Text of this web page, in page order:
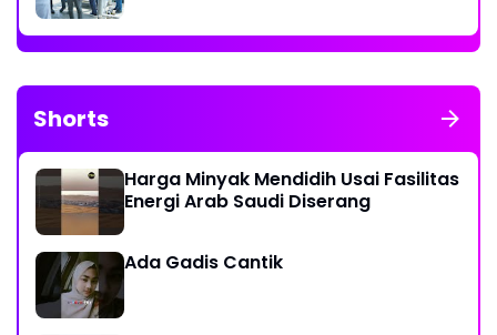
Shorts
Harga Minyak Mendidih Usai Fasilitas
Energi Arab Saudi Diserang
Ada Gadis Cantik